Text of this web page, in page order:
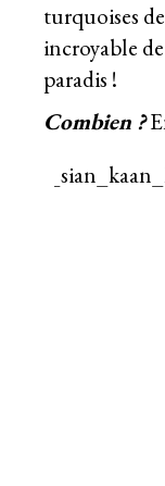
turquoises
incroyable
paradis !
Combien ?